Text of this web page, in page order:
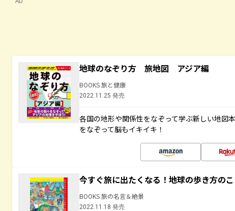
地球のなぞり方 旅地図 アジア編
BOOKS 旅と健康
2022.11.25 発売
各国の地形や関係性をなぞって学ぶ新しい地図
をなぞって脳もイキイキ！
今すぐ旅に出たくなる！地球の歩き方の
BOOKS 旅の名言＆絶景
2022.11.18 発売